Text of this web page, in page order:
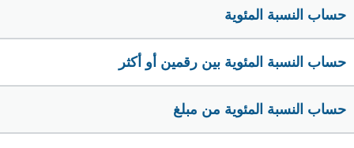
حساب النسبة المئوية
حساب النسبة المئوية بين رقمين أو أكثر
حساب النسبة المئوية من مبلغ